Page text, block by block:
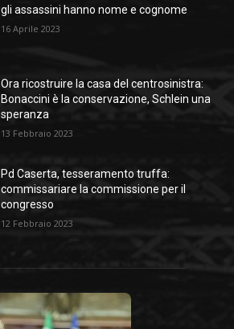
gli assassini hanno nome e cognome
16 Aprile 2023
Ora ricostruire la casa del centrosinistra:
Bonaccini è la conservazione, Schlein una
speranza
13 Febbraio 2023
Pd Caserta, tesseramento truffa:
commissariare la commissione per il
congresso
12 Febbraio 2023